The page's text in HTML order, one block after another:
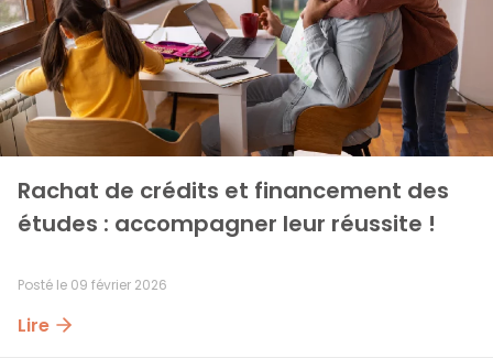
Rachat de crédits et financement des
études : accompagner leur réussite !
Posté le 09 février 2026
Lire